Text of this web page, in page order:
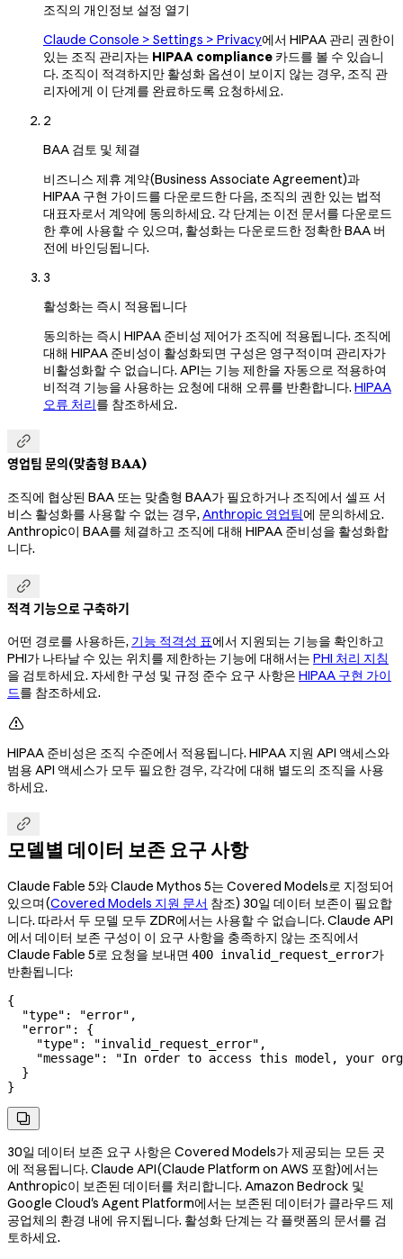
조직의 개인정보 설정 열기
Claude Console > Settings > Privacy에서 HIPAA 관리 권한이
있는 조직 관리자는 HIPAA compliance 카드를 볼 수 있습니
다. 조직이 적격하지만 활성화 옵션이 보이지 않는 경우, 조직 관
리자에게 이 단계를 완료하도록 요청하세요.
2
BAA 검토 및 체결
비즈니스 제휴 계약(Business Associate Agreement)과
HIPAA 구현 가이드를 다운로드한 다음, 조직의 권한 있는 법적
대표자로서 계약에 동의하세요. 각 단계는 이전 문서를 다운로드
한 후에 사용할 수 있으며, 활성화는 다운로드한 정확한 BAA 버
전에 바인딩됩니다.
3
활성화는 즉시 적용됩니다
동의하는 즉시 HIPAA 준비성 제어가 조직에 적용됩니다. 조직에
대해 HIPAA 준비성이 활성화되면 구성은 영구적이며 관리자가
비활성화할 수 없습니다. API는 기능 제한을 자동으로 적용하여
비적격 기능을 사용하는 요청에 대해 오류를 반환합니다. HIPAA
오류 처리를 참조하세요.

영업팀 문의(맞춤형 BAA)
조직에 협상된 BAA 또는 맞춤형 BAA가 필요하거나 조직에서 셀프 서
비스 활성화를 사용할 수 없는 경우, Anthropic 영업팀에 문의하세요.
Anthropic이 BAA를 체결하고 조직에 대해 HIPAA 준비성을 활성화합
니다.

적격 기능으로 구축하기
어떤 경로를 사용하든, 기능 적격성 표에서 지원되는 기능을 확인하고
PHI가 나타날 수 있는 위치를 제한하는 기능에 대해서는 PHI 처리 지침
을 검토하세요. 자세한 구성 및 규정 준수 요구 사항은 HIPAA 구현 가이
드를 참조하세요.

HIPAA 준비성은 조직 수준에서 적용됩니다. HIPAA 지원 API 액세스와
범용 API 액세스가 모두 필요한 경우, 각각에 대해 별도의 조직을 사용
하세요.

모델별 데이터 보존 요구 사항
Claude Fable 5와 Claude Mythos 5는 Covered Models로 지정되어
있으며(Covered Models 지원 문서 참조) 30일 데이터 보존이 필요합
니다. 따라서 두 모델 모두 ZDR에서는 사용할 수 없습니다. Claude API
에서 데이터 보존 구성이 이 요구 사항을 충족하지 않는 조직에서
Claude Fable 5로 요청을 보내면 400 invalid_request_error가
반환됩니다:
{
  "type"
: "error" ,
  "error"
: {
    "type"
: "invalid_request_error" ,
    "message"
:
"In order to access this model, your
  }
}

30일 데이터 보존 요구 사항은 Covered Models가 제공되는 모든 곳
에 적용됩니다. Claude API(Claude Platform on AWS 포함)에서는
Anthropic이 보존된 데이터를 처리합니다. Amazon Bedrock 및
Google Cloud's Agent Platform에서는 보존된 데이터가 클라우드 제
공업체의 환경 내에 유지됩니다. 활성화 단계는 각 플랫폼의 문서를 검
토하세요.